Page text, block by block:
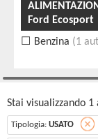
Ford Ecosport
Benzina (1
Stai visualizzando
Tipologia: USATO